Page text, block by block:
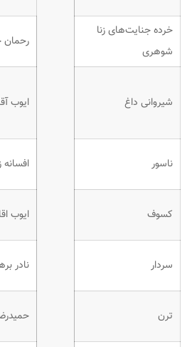
خرده جنایت‌های زنا
شوهری
رحمان
شیروانی داغ ایوب
ناسور افسانه
کسوف ایوب
سردار نادر
ترن